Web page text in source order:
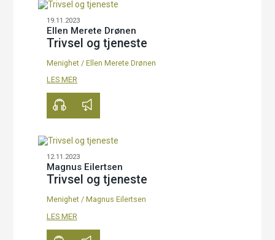
19.11.2023
Ellen Merete Drønen
Trivsel og tjeneste
00:00
Menighet/ Ellen Merete Drønen
LES MER
12.11.2023
Magnus Eilertsen
Trivsel og tjeneste
Menighet/ Magnus Eilertsen
LES MER